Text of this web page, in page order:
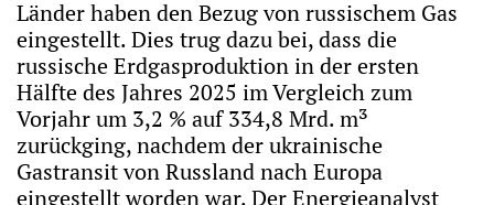
Länder haben den Bezug von russischem Gas
eingestellt. Dies trug dazu bei, dass die
russische Erdgasproduktion in der ersten
Hälfte des Jahres 2025 im Vergleich zum
Vorjahr um 3,2 % auf 334,8 Mrd. m³
zurückging, nachdem der ukrainische
Gastransit von Russland nach Europa
eingestellt worden war. Der Energieanalyst